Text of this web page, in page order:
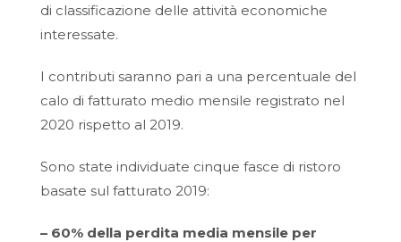
di classificazione delle attività economiche
interessate.
I contributi saranno pari a una percentuale del
calo di fatturato medio mensile registrato nel
2020 rispetto al 2019.
Sono state individuate cinque fasce di ristoro
basate sul fatturato 2019:
– 60% della perdita media mensile per